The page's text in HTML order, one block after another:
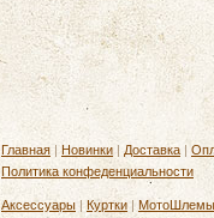
Главная | Новинки | Доставка |
Политика конфеденциальности
Аксессуары | Куртки | МотоШлемы